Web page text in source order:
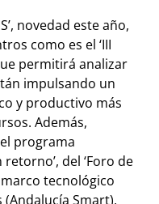
novedad este año,
como es el ‘III
permitirá analizar
impulsando un
y productivo más
Además,
programa
del ‘Foro de
tecnológico
Smart).